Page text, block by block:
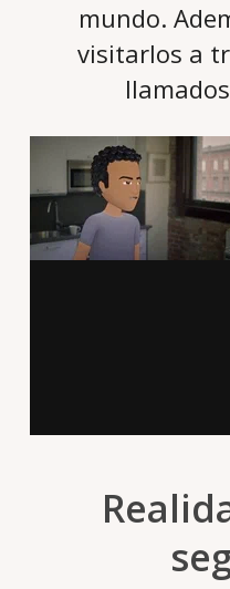
mundo.
visitarlos a